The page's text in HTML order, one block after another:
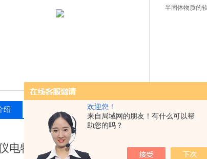
欢迎您！
来自局域网的朋友！有什么可以帮
助您的吗？
半固体物质的
绍 相关产品 留言询价
电物光 WZR 锥入度仪